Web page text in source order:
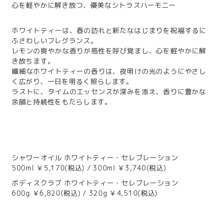
心を軽やかに解き放つ、優美なシトラスハーモニー
ホワイトティーは、春の訪れと新たなはじまりを祝福するに
ふさわしいフレグランス。
レモンの爽やかな香りが感性を呼び覚まし、心を軽やかに解
き放ちます。
繊細なホワイトティーの香りは、夜明けの光のようにやさし
く広がり、一日を明るく照らします。
ラストに、タイムのエッセンスが深みを添え、香りに豊かな
余韻と持続性をもたらします。
シャワーオイル ホワイトティー・セレブレーション
500ml ￥5,170(税込) / 300ml ￥3,740(税込)
ボディスクラブ ホワイトティー・セレブレーション
600g ￥6,820(税込) / 320g ￥4,510(税込)